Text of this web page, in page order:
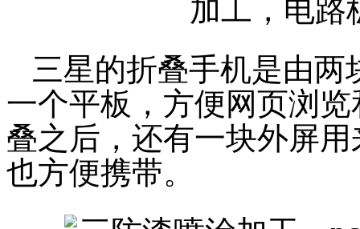
三星的折叠手机是由
一个平板，方便网页浏
叠之后，还有一块外屏
也方便携带。